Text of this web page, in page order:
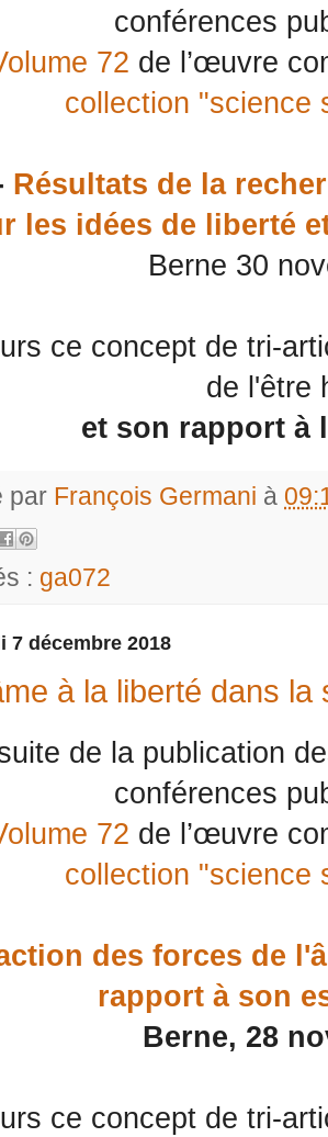
conférences
72 de l’œuvre
collection "science
Résultats de la
les idées de liberté
Berne 30
ce concept de tri-
de l'être
et son rapport à
par François Germani à
: ga072
7 décembre 2018
à la liberté dans la
de la publication
conférences
72 de l’œuvre
collection "science
des forces de
rapport à son
Berne, 28
ce concept de tri-